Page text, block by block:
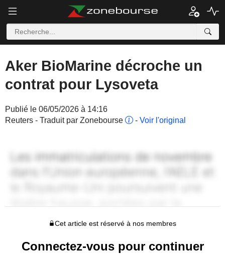
Aker BioMarine décroche un
contrat pour Lysoveta
Publié le 06/05/2026 à 14:16
Reuters - Traduit par Zonebourse
- Voir l'original
Cet article est réservé à nos membres
Connectez-vous pour continuer